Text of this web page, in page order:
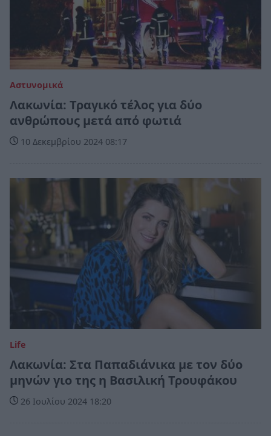
Αστυνομικά
Λακωνία: Τραγικό τέλος για δύο
ανθρώπους μετά από φωτιά
10 Δεκεμβρίου 2024 08:17
Life
Λακωνία: Στα Παπαδιάνικα με τον δύο
μηνών γιο της η Βασιλική Τρουφάκου
26 Ιουλίου 2024 18:20